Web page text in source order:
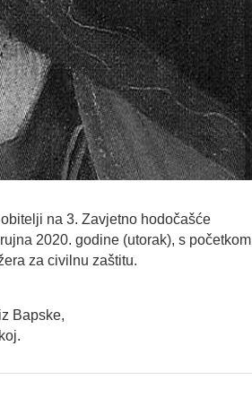
na 3. Zavjetno hodočašće
2020. godine (utorak), s početkom
za civilnu zaštitu.
Bapske,